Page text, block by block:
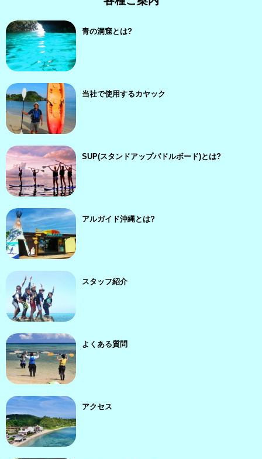
青の洞窟とは?
当社で使用するカヤック
SUP(スタンドアップパドルボード)とは?
アルガイド沖縄とは?
スタッフ紹介
よくある質問
アクセス